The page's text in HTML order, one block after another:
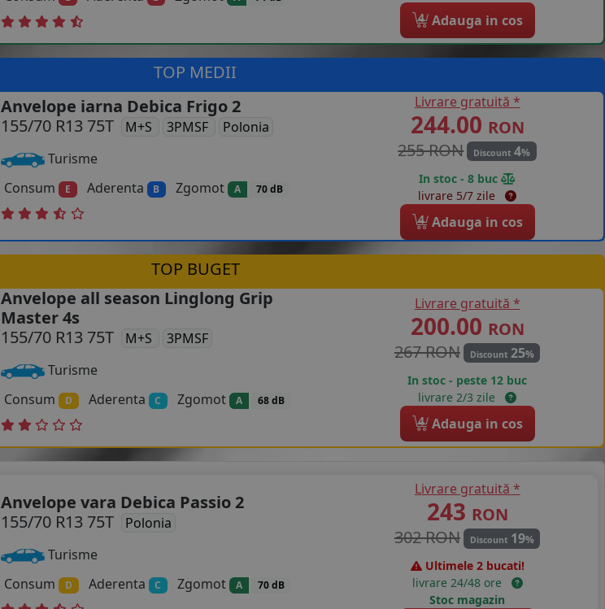
4 Adauga in cos
TOP MEDII
Anvelope iarna Debica Frigo 2
155/70 R13 75T
M+S 3PMSF
Polonia
Turisme
Consum
E Aderenta B Zgomot A 70 dB
Livrare gratuită *
244.00 RON
255 RON
Discount4%
In stoc - 8 buc
livrare 5/7 zile
4 Adauga in cos
TOP BUGET
Anvelope all season Linglong Grip
Master 4s
155/70 R13 75T
M+S
3PMSF
Turisme
Consum
D Aderenta C Zgomot A 68 dB
Livrare gratuită *
200.00 RON
267 RON
Discount 25%
In stoc - peste 12 buc
livrare 2/3 zile
4 Adauga in cos
Anvelope vara Debica Passio 2
155/70 R13 75T
Polonia
Turisme
Consum
D Aderenta C Zgomot A 70 dB
Livrare gratuită *
243 RON
302 RON
Discount 19%
Ultimele 2 bucati!
livrare 24/48 ore
Stoc magazin